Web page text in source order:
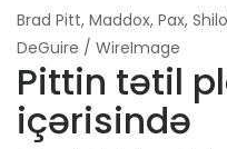
Brad Pitt, Maddox, Pax,
DeGuire / WireImage
Pittin tətil
içərisində